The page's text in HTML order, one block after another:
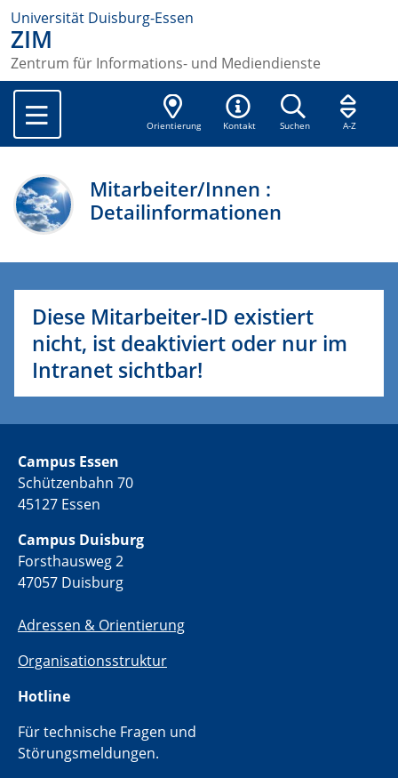
Universität Duisburg-Essen
ZIM
Zentrum für Informations- und Mediendienste
Orientierung Kontakt Suchen A-Z
Mitarbeiter/Innen :
Detailinformationen
Diese Mitarbeiter-ID existiert
nicht, ist deaktiviert oder nur im
Intranet sichtbar!
Campus Essen
Schützenbahn 70
45127 Essen
Campus Duisburg
Forsthausweg 2
47057 Duisburg
Adressen & Orientierung
Organisationsstruktur
Hotline
Für technische Fragen und
Störungsmeldungen.